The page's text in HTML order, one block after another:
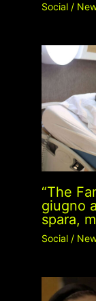
Social/
“The
giugno
spara,
Social/